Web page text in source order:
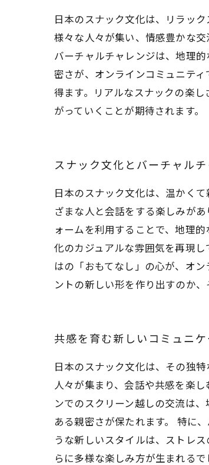
日本のスナック文化は、リラッ
様々な人々が集い、情感豊かな
バーチャルチャレンジは、地理
密さが、オンラインコミュニテ
得ます。リアルなスナックの楽
がっていくことが期待されます。
スナック文化とバーチャル
日本のスナック文化は、温かく
ざまな人と会話をする楽しみが
ォームを利用することで、地理
化のカジュアルな雰囲気を再現
はの「おもてなし」の心が、オ
ントの新しい形を作り出すのか
共感を育む新しいコミュニ
日本のスナック文化は、その独
人々が集まり、会話や共感を楽
ンでのスクリーン越しの交流は
ある親密さが保たれます。 特に
うな新しいスタイルは、ストレ
らに多様な楽しみ方が生まれる